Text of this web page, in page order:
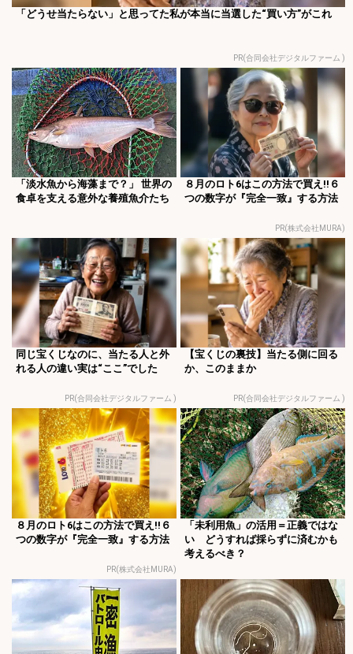
「どうせ当たらない」と思ってた私が本当に当選した“買い方”がこれ
PR(合同会社デジタルファーム )
「淡水魚から海藻まで？」 世界の
食卓を支える意外な養殖魚介たち
８月のロト6はこの方法で買え!!６
つの数字が『完全一致』する方法
PR(株式会社MURA)
同じ宝くじなのに、当たる人と外
れる人の違い実は“ここ”でした
PR(合同会社デジタルファーム )
【宝くじの裏技】当たる側に回る
か、このままか
PR(合同会社デジタルファーム )
８月のロト6はこの方法で買え!!６
つの数字が『完全一致』する方法
PR(株式会社MURA)
「未利用魚」の活用＝正義ではな
い どうすれば採らずに済むかも
考えるべき？